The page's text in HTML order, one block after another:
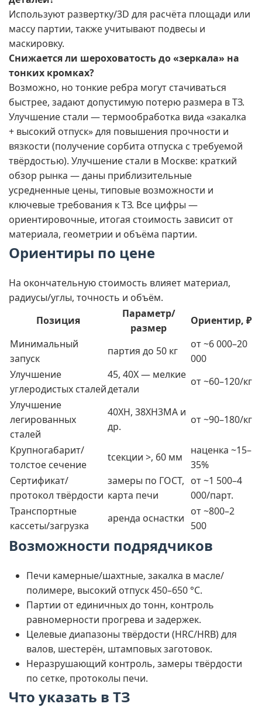
Используют развертку/3D для расчёта площади или
массу партии, также учитывают подвесы и
маскировку.
Снижается ли шероховатость до «зеркала» на
тонких кромках?
Возможно, но тонкие ребра могут стачиваться
быстрее, задают допустимую потерю размера в ТЗ.
Улучшение стали — термообработка вида «закалка
+ высокий отпуск» для повышения прочности и
вязкости (получение сорбита отпуска с требуемой
твёрдостью). Улучшение стали в Москве: краткий
обзор рынка — даны приблизительные
усредненные цены, типовые возможности и
ключевые требования к ТЗ. Все цифры —
ориентировочные, итогая стоимость зависит от
материала, геометрии и объёма партии.
Ориентиры по цене
На окончательную стоимость влияет материал,
радиусы/углы, точность и объём.
Позиция
Параметр/
размер
Ориентир, ₽
Минимальный
запуск
партия до 50 кг
от ~6 000–20
000
Улучшение
углеродистых сталей
45, 40Х — мелкие
детали
от ~60–120/кг
Улучшение
легированных
сталей
40ХН, 38ХН3МА и
др.
от ~90–180/кг
Крупногабарит/
толстое сечение
tсекции >, 60 мм
наценка ~15–
35%
Сертификат/
протокол твёрдости
замеры по ГOCT,
карта печи
от ~1 500–4
000/парт.
Транспортные
кассеты/загрузка
аренда оснастки
от ~800–2
500
Возможности подрядчиков
Печи камерные/шахтные, закалка в масле/
полимере, высокий отпуск 450–650 °C.
Партии от единичных до тонн, контроль
равномерности прогрева и задержек.
Целевые диапазоны твёрдости (HRC/HRB) для
валов, шестерён, штамповых заготовок.
Неразрушающий контроль, замеры твёрдости
по сетке, протоколы печи.
Что указать в ТЗ